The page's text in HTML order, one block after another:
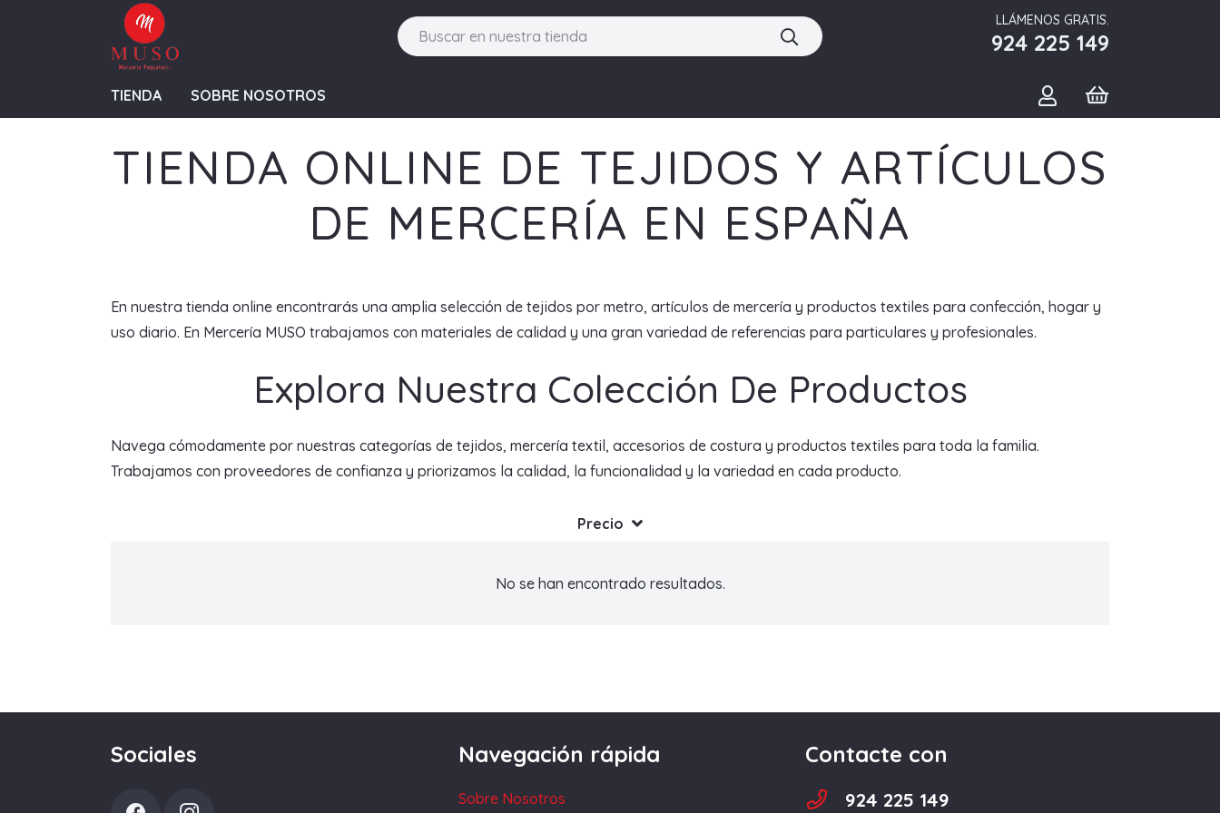
LLÁMENOS GRATIS.
924 225 149
TIENDA SOBRE NOSOTROS
TIENDA ONLINE DE TEJIDOS Y ARTÍCULOS
DE MERCERÍA EN ESPAÑA
En nuestra tienda online encontrarás una amplia selección de tejidos por metro, artículos de mercería y productos textiles para confección, hogar y
uso diario. En Mercería MUSO trabajamos con materiales de calidad y una gran variedad de referencias para particulares y profesionales.
Explora Nuestra Colección De Productos
Navega cómodamente por nuestras categorías de tejidos, mercería textil, accesorios de costura y productos textiles para toda la familia.
Trabajamos con proveedores de confianza y priorizamos la calidad, la funcionalidad y la variedad en cada producto.
Precio
No se han encontrado resultados.
Sociales Navegación rápida
Sobre Nosotros
Contacte con
924 225 149